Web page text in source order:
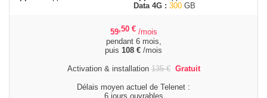
Data 4G : 300 GB
59,50 € /mois
pendant 6 mois,
puis 108 € /mois
Activation & installation135€ Gratuit
Délais moyen actuel de Telenet :
6 jours ouvrables